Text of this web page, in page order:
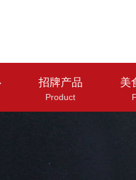
Product
招牌产品 美